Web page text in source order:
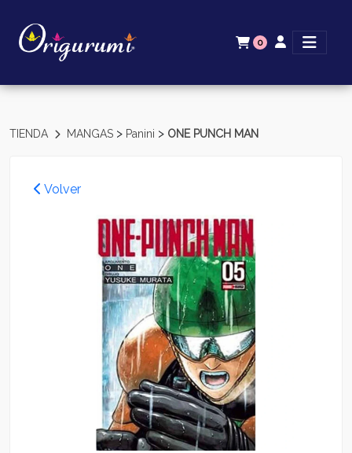
0
TIENDA MANGAS > Panini > ONE PUNCH MAN
Volver